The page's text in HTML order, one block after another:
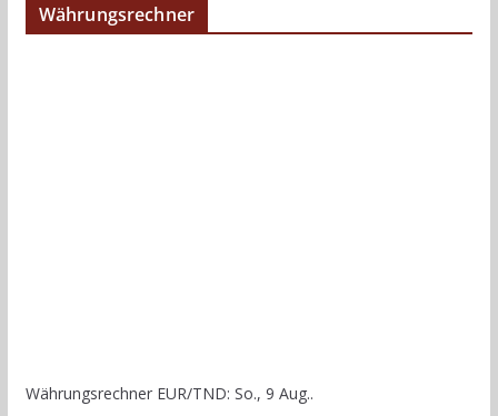
Währungsrechner
Währungsrechner EUR/TND: So., 9 Aug..